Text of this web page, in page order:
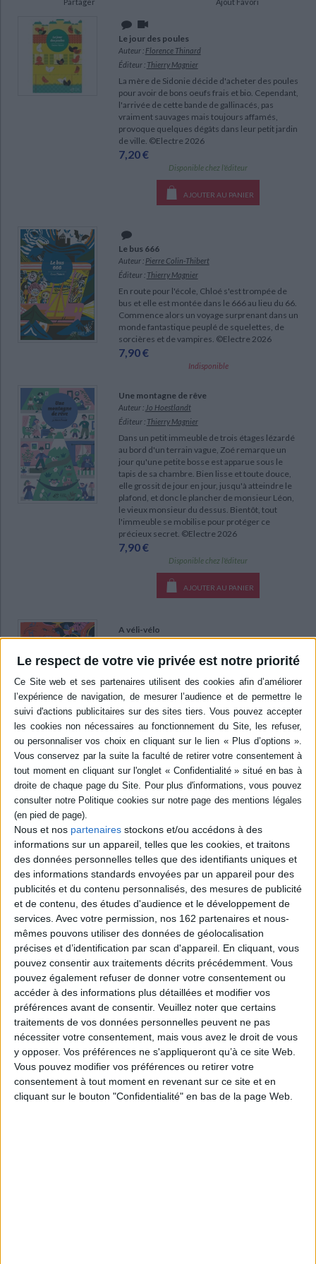
Le respect de votre vie privée est notre priorité
Nous et nos partenaires stockons et/ou accédons à des
informations sur un appareil, telles que les cookies, et traitons
des données personnelles telles que des identifiants uniques et
des informations standards envoyées par un appareil pour des
publicités et du contenu personnalisés, des mesures de publicité
et de contenu, des études d'audience et le développement de
services. Avec votre permission, nos 162 partenaires et nous-
mêmes pouvons utiliser des données de géolocalisation
précises et d’identification par scan d'appareil. En cliquant, vous
pouvez consentir aux traitements décrits précédemment. Vous
pouvez également refuser de donner votre consentement ou
accéder à des informations plus détaillées et modifier vos
préférences avant de consentir. Veuillez noter que certains
traitements de vos données personnelles peuvent ne pas
nécessiter votre consentement, mais vous avez le droit de vous
y opposer. Vos préférences ne s'appliqueront qu’à ce site Web.
Vous pouvez modifier vos préférences ou retirer votre
consentement à tout moment en revenant sur ce site et en
cliquant sur le bouton "Confidentialité" en bas de la page Web.
CHARGEMENT...
Bibliothèque de la Pléiade
Classiques scolaires Littérature ancienne et médiévale
Littérature de voyage
Littérature en version originale Humour
Ecologie - Environnement Religions - Spiritualités
Histoire de France
Histoire - Généralités
Histoire ancienne Géographie
Danse
Le jour des poules
Auteur : Florence Thinard
Éditeur : Thierry Magnier
La mère de Sidonie décide d'acheter des poules
pour avoir de bons oeufs frais et bio. Cependant,
l'arrivée de cette bande de gallinacés, pas
vraiment sauvages mais toujours affamés,
provoque quelques dégâts dans leur petit jardin
de ville. ©Electre 2026
7,20 €
Disponible chez l'éditeur
AJOUTER AU PANIER
Le bus 666
Auteur : Pierre Colin-Thibert
Éditeur : Thierry Magnier
En route pour l'école, Chloé s'est trompée de
bus et elle est montée dans le 666 au lieu du 66.
Commence alors un voyage surprenant dans un
monde fantastique peuplé de squelettes, de
sorcières et de vampires. ©Electre 2026
7,90 €
Indisponible
Une montagne de rêve
Auteur : Jo Hoestlandt
Éditeur : Thierry Magnier
Dans un petit immeuble de trois étages lézardé
au bord d'un terrain vague, Zoé remarque un
jour qu'une petite bosse est apparue sous le
tapis de sa chambre. Bien lisse et toute douce,
elle grossit de jour en jour, jusqu'à atteindre le
plafond, et donc le plancher de monsieur Léon,
le vieux monsieur du dessus. Bientôt, tout
l'immeuble se mobilise pour protéger ce
précieux secret. ©Electre 2026
7,90 €
Disponible chez l'éditeur
AJOUTER AU PANIER
A véli-vélo
Auteur :Frédéric Vinclère
Éditeur :Thierry Magnier
classe de CM1-CM2 pour participer à une
randonnée de 33 kilomètres à vélo organisée
par Mme Pésemp, son enseignante. Entre les
chaînes qui déraillent, les pneus crevés, les
chiens méchants, les affamés et les pressés, la
journée ne s'avère pas de tout repos. ©Electre
2026
7,90 €
Disponible chez l'éditeur
Les cousins Karlsson. Vol. 1. Espions et
fantômes
Katarina Mazetti
Éditeur :
Thierry Magnier
Quatre cousins se retrouvent pour passer l'été
sur une petite île, sous la bienveillante
surveillance de leur tante. Des vivres
disparaissent de la cave de la maison et des
bruits étranges réveillent les cousins en pleine
nuit. Ils commencent à enquêter. ©Electre
2026
7,90 €
Indisponible
Sam de Bergerac
Auteur :Sarah Turoche-Dromery
Éditeur :Thierry Magnier
Victor demande à Sam d'écrire une lettre
d'amour à sa place pour conquérir le coeur de